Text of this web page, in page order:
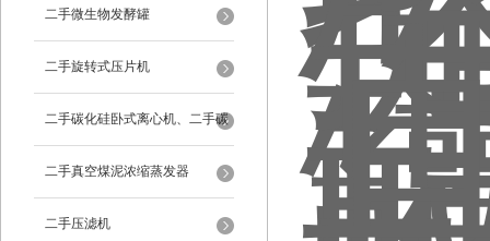
二手微生物发酵罐
二手旋转式压片机
二手碳化硅卧式离心机、二手碳
化硅分级机、二手碳化硅水洗离
心机
二手真空煤泥浓缩蒸发器
二手压滤机